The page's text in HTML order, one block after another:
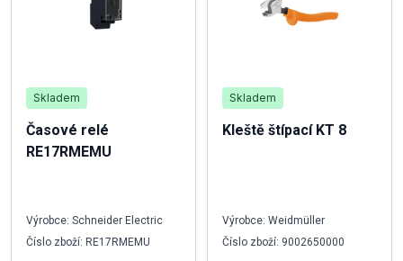
Skladem
Časové relé
RE17RMEMU
Výrobce: Schneider Electric
Číslo zboží: RE17RMEMU
Skladem
Kleště štípací KT 8
Výrobce: Weidmüller
Číslo zboží: 9002650000